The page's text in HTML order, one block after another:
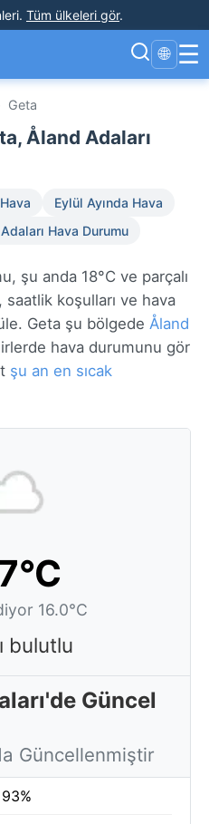
. Tüm ülkeleri gör.
🌐 ☰
Geta
Åland Adaları
Eylül Ayında Hava
Hava Durumu
şu anda 18°C ve parçalı
koşulları ve hava
Geta şu bölgede Åland
hava durumunu gör
şu an en sıcak
16.0°C
bulutlu
Güncel
Güncellenmiştir
93%